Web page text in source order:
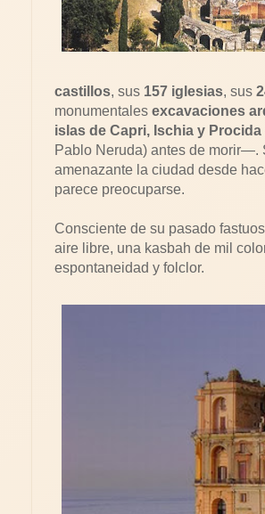
castillos, sus 157 iglesias, sus
monumentales excavaciones
islas de Capri, Ischia y Procida
Pablo Neruda) antes de morir—.
amenazante la ciudad desde
parece preocuparse.
Consciente de su pasado
aire libre, una kasbah de mil
espontaneidad y folclor.